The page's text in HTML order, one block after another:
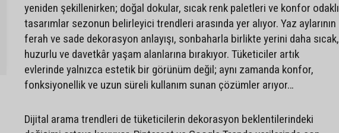
yeniden şekillenirken; doğal dokular, sıcak renk paletleri ve konfor odaklı
tasarımlar sezonun belirleyici trendleri arasında yer alıyor. Yaz aylarının
ferah ve sade dekorasyon anlayışı, sonbaharla birlikte yerini daha sıcak,
huzurlu ve davetkâr yaşam alanlarına bırakıyor. Tüketiciler artık
evlerinde yalnızca estetik bir görünüm değil; aynı zamanda konfor,
fonksiyonellik ve uzun süreli kullanım sunan çözümler arıyor…
Dijital arama trendleri de tüketicilerin dekorasyon beklentilerindeki